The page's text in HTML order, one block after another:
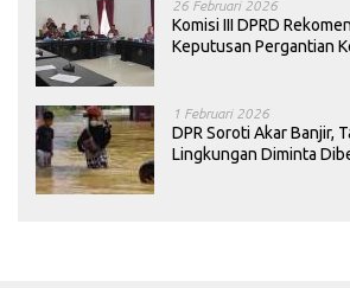
26 Februari 2026
Komisi III DPRD
Keputusan Pergantian
1 Februari 2026
DPR Soroti Akar Banjir,
Lingkungan Diminta